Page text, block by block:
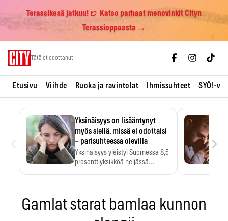
Terassikesä jatkuu! 🍺 Katso parhaat menovinkit Cityn
Terassioppaasta →
Tätä et odottanut
Etusivu Viihde Ruoka ja ravintolat Ihmissuhteet SYÖ!-
Yksinäisyys on lisääntynyt
myös siellä, missä ei odottaisi
– parisuhteessa olevilla
Yksinäisyys yleistyi Suomessa 8,5
prosenttiyksikköä neljässä
›
Gamlat starat bamlaa kunnon